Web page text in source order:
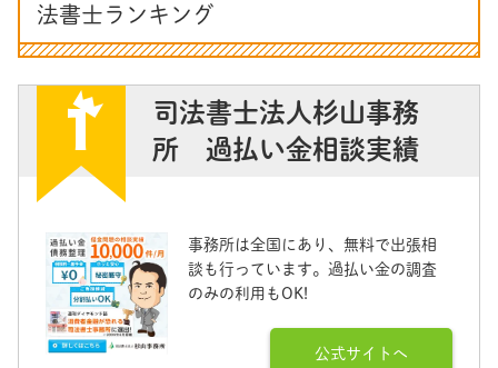
法書士ランキング
司法書士法人杉山事務
所 過払い金相談実績
事務所は全国にあり、無料で出張相
談も行っています。過払い金の調査
のみの利用もOK!
公式サイトへ